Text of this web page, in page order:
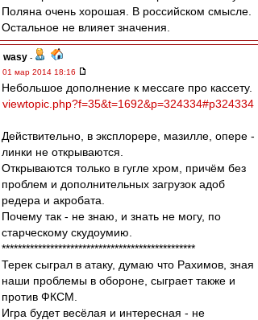
Поляна очень хорошая. В российском смысле.
Остальное не влияет значения.
wasy -
01 мар 2014 18:16
Небольшое дополнение к мессаге про кассету.
viewtopic.php?f=35&t=1692&p=324334#p324334
Действительно, в эксплорере, мазилле, опере -
линки не открываются.
Открываются только в гугле хром, причём без
проблем и дополнительных загрузок адоб
редера и акробата.
Почему так - не знаю, и знать не могу, по
старческому скудоумию.
************************************************
Терек сыграл в атаку, думаю что Рахимов, зная
наши проблемы в обороне, сыграет также и
против ФКСМ.
Игра будет весёлая и интересная - не